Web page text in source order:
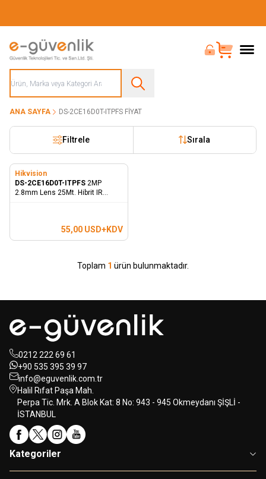
Bayi Girişi
Sepet
ANA SAYFA DS-2CE16D0T-ITPFS FIYAT
Filtrele Sırala
Hikvision
DS-2CE16D0T-ITPFS 2MP
2.8mm Lens 25Mt. Hibrit IR
55,00 USD+KDV
Toplam 1 ürün bulunmaktadır.
0212 222 69 61
+90 535 395 39 97
info@eguvenlik.com.tr
Halil Rıfat Paşa Mah.
Perpa Tic. Mrk. A Blok Kat: 8 No: 943 - 945 Okmeydanı ŞİŞLİ -
İSTANBUL
Kategoriler